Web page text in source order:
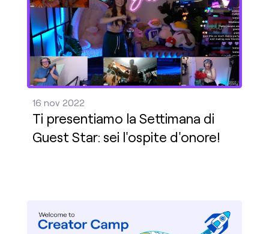
16 nov 2022
Ti presentiamo la Settimana di
Guest Star: sei l'ospite d'onore!
Scuola di streaming 2.0: continua il tuo viaggio